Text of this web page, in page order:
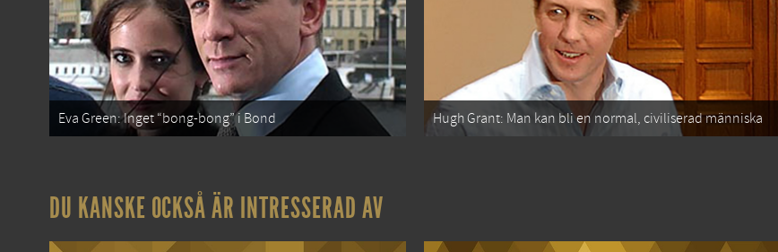
Eva Green: Inget “bong-bong” i Bond Hugh Grant: Man kan bli en normal, civiliserad människa
DU KANSKE OCKSÅ ÄR INTRESSERAD AV